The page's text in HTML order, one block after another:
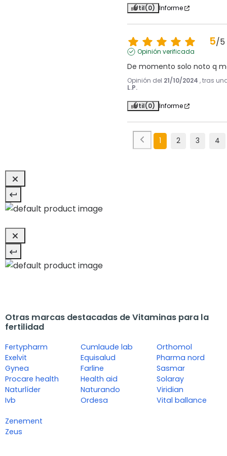
Útil(0) Informe
5/5
Opinión verificada
De momento solo noto q
Opinión del 21/10/2024 , tras
L.P.
Útil(0) Informe
1 2 3 4
Otras marcas destacadas de Vitaminas para la
fertilidad
Fertypharm
Exelvit
Gynea
Procare health
Naturlíder
Ivb
Cumlaude lab
Equisalud
Farline
Health aid
Naturando
Ordesa
Orthomol
Pharma nord
Sasmar
Solaray
Viridian
Vital ballance
Zenement
Zeus